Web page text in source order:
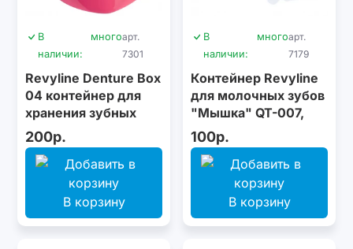
В
наличии:
многоарт.
7301
Revyline Denture Box
04 контейнер для
хранения зубных
конструкций,
розовый
200р.
В корзину
В
наличии:
многоарт.
7179
Контейнер Revyline
для молочных зубов
"Мышка" QT-007,
голубой
100р.
В корзину